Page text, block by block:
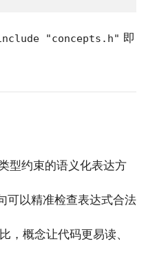
"concepts.h" 即
型约束的语义化表达方
可以精准检查表达式合法
，概念让代码更易读、